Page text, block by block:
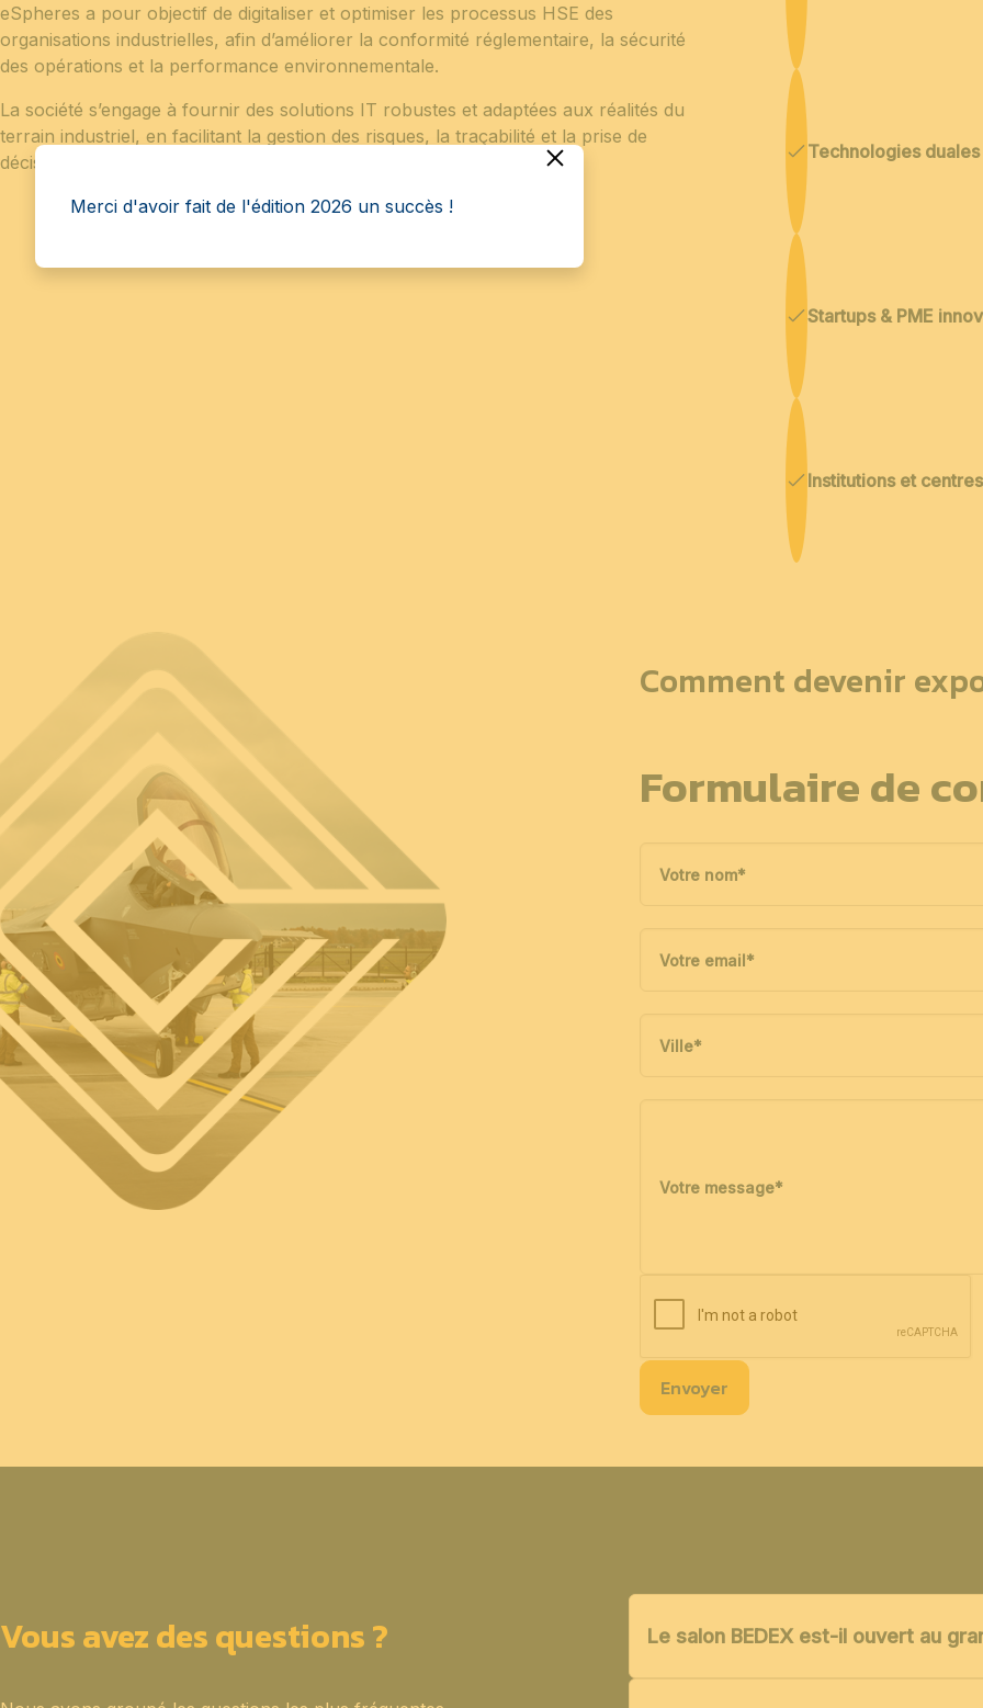
eSpheres a pour objectif de digitaliser et optimiser les processus HSE des
organisations industrielles, afin d’améliorer la conformité réglementaire, la sécurité
des opérations et la performance environnementale.
La société s’engage à fournir des solutions IT robustes et adaptées aux réalités du
terrain industriel, en facilitant la gestion des risques, la traçabilité et la prise de
décision dans des environnements à forte complexité
Technologies duales
Startups & PME
Institutions et
Comment devenir
Formulaire de
Votre nom*
Votre email*
Ville*
Votre message*
Envoyer
Vous avez des questions ? Le salon BEDEX est-il ouvert au
Merci d'avoir fait de l'édition 2026 un succès !